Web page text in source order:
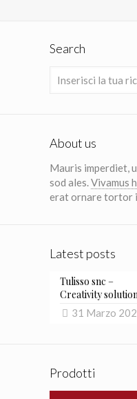
Search
About us
Mauris imperdiet,
sod ales.Vivamus
erat ornare tortor
Latest posts
Tulisso snc –
Creativity
31 Marzo
Prodotti